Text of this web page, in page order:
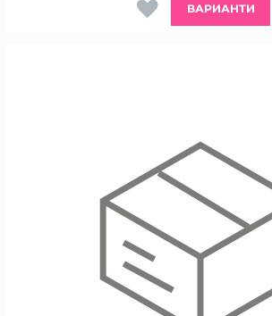
ВАРИАНТИ